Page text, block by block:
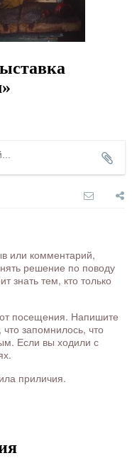
или комментарий,
решение по поводу
знать тем, кто только
посещения. Напишите
запомнилось, что
Если вы ходили с
приличия.